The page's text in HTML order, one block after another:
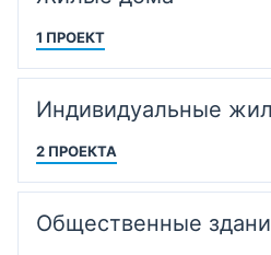
1 ПРОЕКТ
Индивидуальные
2 ПРОЕКТА
Общественные